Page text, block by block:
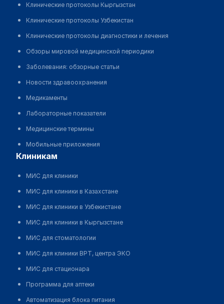
Клинические протоколы Кыргызстан
Клинические протоколы Узбекистан
Клинические протоколы диагностики и лечения
Обзоры мировой медицинской периодики
Заболевания: обзорные статьи
Новости здравоохранения
Медикаменты
Лабораторные показатели
Медицинские термины
Мобильные приложения
клиникам
МИС для клиники
МИС для клиники в Казахстане
МИС для клиники в Узбекистане
МИС для клиники в Кыргызстане
МИС для стоматологии
МИС для клиники ВРТ, центра ЭКО
МИС для стационара
Программа для аптеки
Автоматизация блока питания